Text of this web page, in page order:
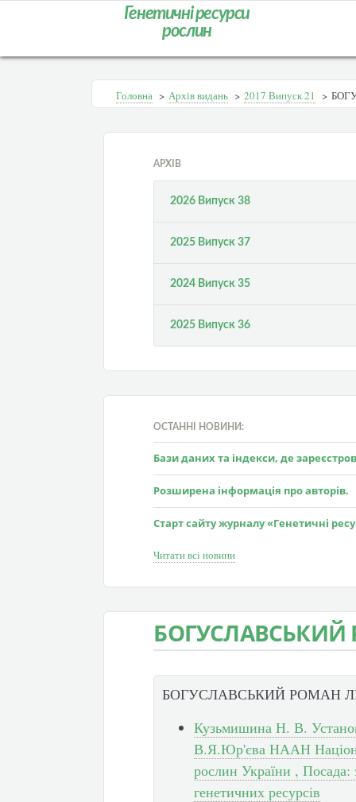
Генетичні ресурси
рослин
Головна > Архів видань > 2017 Випуск 21 >
АРХІВ
2026 Випуск 38
2025 Випуск 37
2024 Випуск 35
2025 Випуск 36
ОСТАННІ НОВИНИ:
Бази даних та індекси, де
Розширена інформація про авторів.
Старт сайту журналу «Генетичні
Читати всі новини
БОГУСЛАВСЬКИЙ РОМАН
Кузьмишина Н. В.
В.Я.Юр'єва НААН
рослин України , Посада:
генетичних ресурсів